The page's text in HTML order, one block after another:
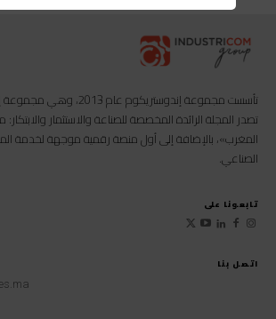
اتصل بنا
تأسست مجموعة إندوستريكوم
تصدر المجلة الرائدة المخصصة للصناعة والاستثمار
المغرب»، بالإضافة إلى أول منصة رقمية موجهة لخدمة
الصناعي.
تابعونا على